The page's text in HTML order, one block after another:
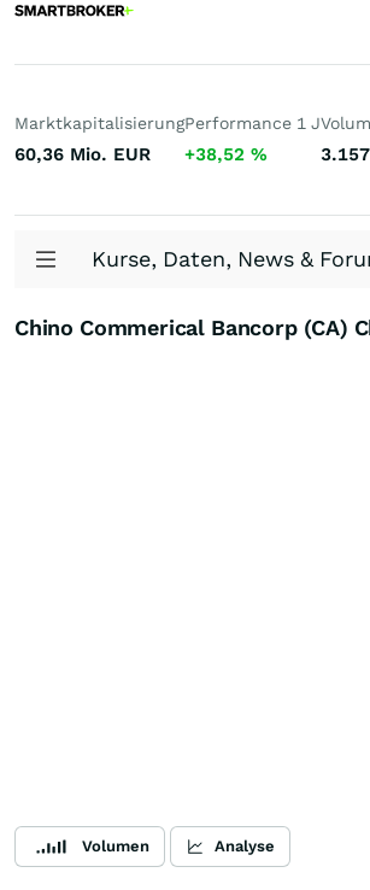
Marktkapitalisierung
60,36 Mio. EUR
Performance 1 J
+38,52 % 3.157
Kurse, Daten, News &
Chino Commerical Bancorp (CA)
Volumen Analyse